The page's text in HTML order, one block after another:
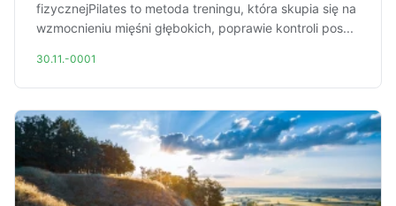
fizycznejPilates to metoda treningu, która skupia się na
wzmocnieniu mięśni głębokich, poprawie kontroli pos...
30.11.-0001